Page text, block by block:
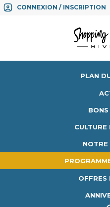
CONNEXION / INSCRIPTION
PLAN
CULTURE
NOTRE
OFFRES